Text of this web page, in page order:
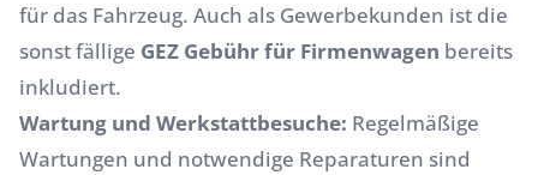
für das Fahrzeug. Auch als Gewerbekunden ist die
sonst fällige GEZ Gebühr für Firmenwagen bereits
inkludiert.
Wartung und Werkstattbesuche: Regelmäßige
Wartungen und notwendige Reparaturen sind